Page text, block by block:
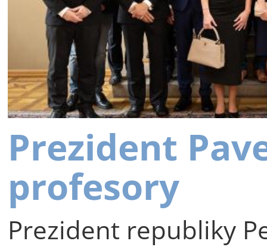
Prezident
profesory
Prezident republiky